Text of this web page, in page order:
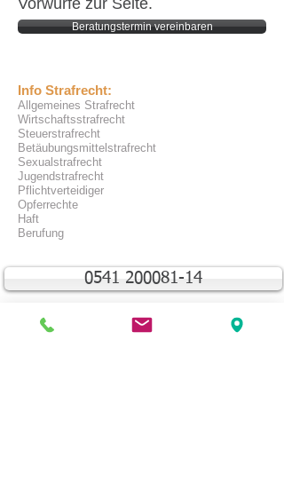
Vorwürfe zur Seite.
Beratungstermin vereinbaren
Info Strafrecht:
Allgemeines Strafrecht
Wirtschaftsstrafrecht
Steuerstrafrecht
Betäubungsmittelstrafrecht
Sexualstrafrecht
Jugendstrafrecht
Pflichtverteidiger
Opferrechte
Haft
Berufung
0541 200081-14